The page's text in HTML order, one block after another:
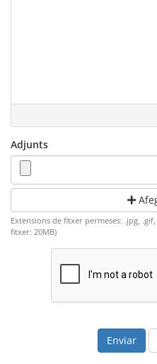
Adjunts
Extensions de fitxer permeses: .jpg,
fitxer: 20MB)